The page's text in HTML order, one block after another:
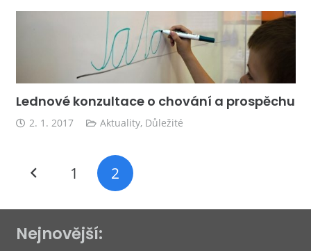
Lednové konzultace o chování a prospěchu
2. 1. 2017 Aktuality, Důležité
1 2
Nejnovější: